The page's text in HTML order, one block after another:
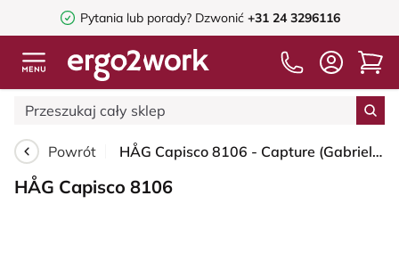
Pytania lub porady? Dzwonić +31 24 3296116
Powrót HÅG Capisco 8106 - Capture (Gabriel) - Wełna / Poliamid - CPT4601 - Dark grey - Moss Grey - 150mm (seat height 40–55cm) - Glides
HÅG Capisco 8106